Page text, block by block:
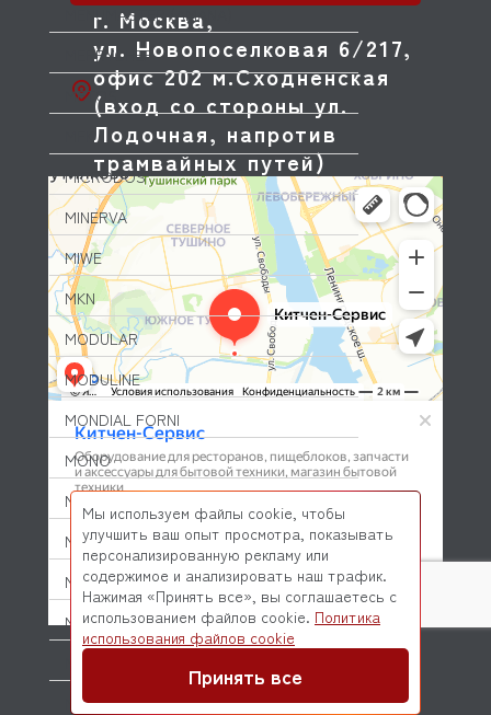
MENUMASTER (AMANA)
MERRYCHEF
METOS
MICRODOS
MINERVA
MIWE
MKN
MODULAR
MODULINE
MONDIAL FORNI
MONO
MONOLITH
MORELLO FORNI
MORETTI
MORICE
MUSSO
г. Москва,
ул. Новопоселковая 6/217,
офис 202 м.Сходненская
(вход со стороны ул.
Лодочная, напротив
трамвайных путей)
© 2026 Kitchen-Service.com Интернет-магазин запчастей
и оборудования профессиональной кухни
Мы используем файлы cookie, чтобы
улучшить ваш опыт просмотра, показывать
персонализированную рекламу или
содержимое и анализировать наш трафик.
Нажимая «Принять все», вы соглашаетесь с
использованием файлов cookie. Политика
использования файлов cookie
Принять все